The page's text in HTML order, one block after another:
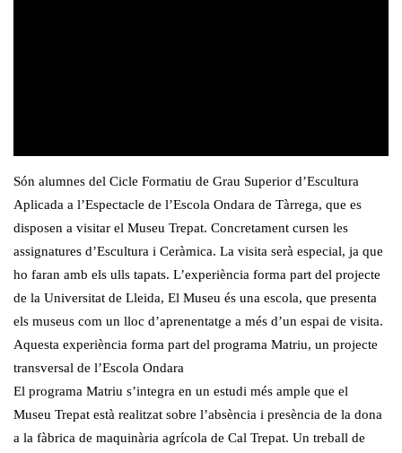
Són alumnes del Cicle Formatiu de Grau Superior d’Escultura
Aplicada a l’Espectacle de l’Escola Ondara de Tàrrega, que es
disposen a visitar el Museu Trepat. Concretament cursen les
assignatures d’Escultura i Ceràmica. La visita serà especial, ja que
ho faran amb els ulls tapats. L’experiència forma part del projecte
de la Universitat de Lleida, El Museu és una escola, que presenta
els museus com un lloc d’aprenentatge a més d’un espai de visita.
Aquesta experiència forma part del programa Matriu, un projecte
transversal de l’Escola Ondara
El programa Matriu s’integra en un estudi més ample que el
Museu Trepat està realitzat sobre l’absència i presència de la dona
a la fàbrica de maquinària agrícola de Cal Trepat. Un treball de